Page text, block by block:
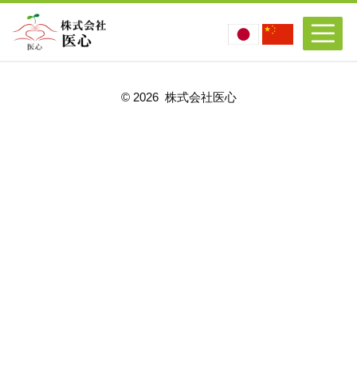
© 2026 株式会社医心